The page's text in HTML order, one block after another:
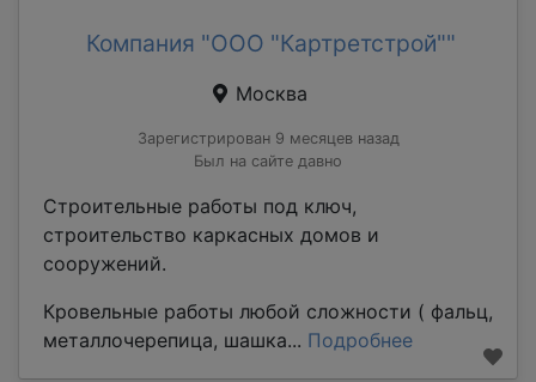
Компания "ООО "Картретстрой""
Москва
Зарегистрирован 9 месяцев назад
Был на сайте давно
Строительные работы под ключ,
строительство каркасных домов и
сооружений.
Кровельные работы любой сложности ( фальц,
металлочерепица, шашка... Подробнее